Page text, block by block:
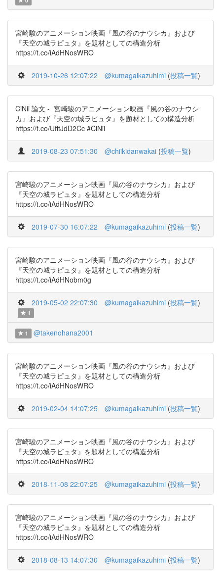
宮崎駿のアニメーション映画『風の谷のナウシカ』および
『天空の城ラピュタ』を題材としての構造分析
https://t.co/iAdHNosWRO
2019-10-26 12:07:22 @kumagaikazuhimi (投稿一覧)
CiNii 論文 - 宮崎駿のアニメーション映画『風の谷のナウシ
カ』および『天空の城ラピュタ』を題材としての構造分析
https://t.co/UfftJdD2Cc #CiNii
2019-08-23 07:51:30 @chiikidanwakai (投稿一覧)
宮崎駿のアニメーション映画『風の谷のナウシカ』および
『天空の城ラピュタ』を題材としての構造分析
https://t.co/iAdHNosWRO
2019-07-30 16:07:22 @kumagaikazuhimi (投稿一覧)
宮崎駿のアニメーション映画『風の谷のナウシカ』および
『天空の城ラピュタ』を題材としての構造分析
https://t.co/iAdHNobm0g
2019-05-02 22:07:30 @kumagaikazuhimi (投稿一覧)
1
1 @takenohana2001
宮崎駿のアニメーション映画『風の谷のナウシカ』および
『天空の城ラピュタ』を題材としての構造分析
https://t.co/iAdHNosWRO
2019-02-04 14:07:25 @kumagaikazuhimi (投稿一覧)
宮崎駿のアニメーション映画『風の谷のナウシカ』および
『天空の城ラピュタ』を題材としての構造分析
https://t.co/iAdHNosWRO
2018-11-08 22:07:25 @kumagaikazuhimi (投稿一覧)
宮崎駿のアニメーション映画『風の谷のナウシカ』および
『天空の城ラピュタ』を題材としての構造分析
https://t.co/iAdHNosWRO
2018-08-13 14:07:30 @kumagaikazuhimi (投稿一覧)